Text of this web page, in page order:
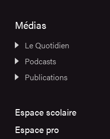
Médias
Le Quotidien
Podcasts
Publications
Espace scolaire
Espace pro